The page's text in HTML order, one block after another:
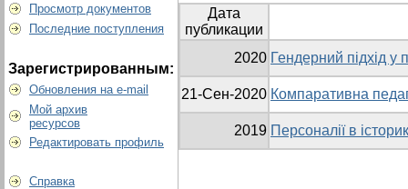
Просмотр документов
Последние поступления
Зарегистрированным:
Обновления на e-mail
Мой архив
ресурсов
Редактировать профиль
Справка
Дата
публикации
2020 Гендерний підхід у
21-Сен-2020 Компаративна
2019 Персоналії в